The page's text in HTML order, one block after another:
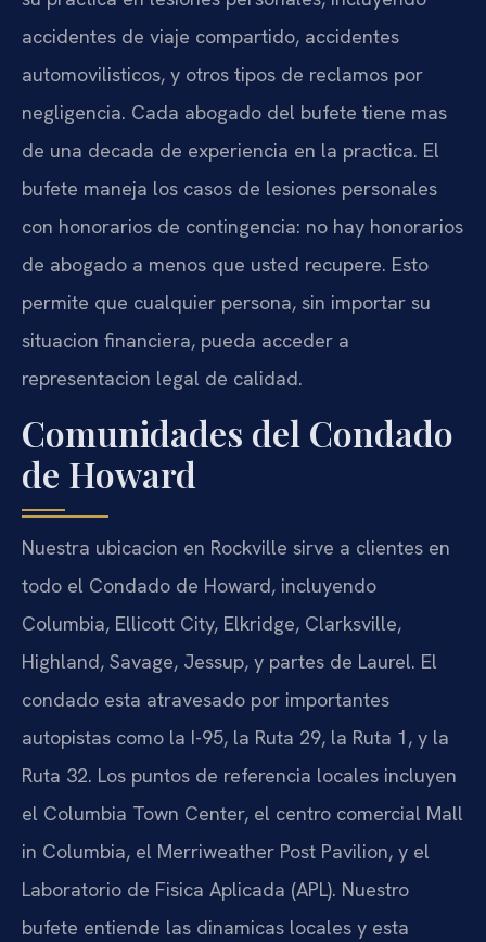
accidentes de viaje compartido, accidentes
automovilisticos, y otros tipos de reclamos por
negligencia. Cada abogado del bufete tiene mas
de una decada de experiencia en la practica. El
bufete maneja los casos de lesiones personales
con honorarios de contingencia: no hay honorarios
de abogado a menos que usted recupere. Esto
permite que cualquier persona, sin importar su
situacion financiera, pueda acceder a
representacion legal de calidad.
Comunidades del Condado
de Howard
Nuestra ubicacion en Rockville sirve a clientes en
todo el Condado de Howard, incluyendo
Columbia, Ellicott City, Elkridge, Clarksville,
Highland, Savage, Jessup, y partes de Laurel. El
condado esta atravesado por importantes
autopistas como la I-95, la Ruta 29, la Ruta 1, y la
Ruta 32. Los puntos de referencia locales incluyen
el Columbia Town Center, el centro comercial Mall
in Columbia, el Merriweather Post Pavilion, y el
Laboratorio de Fisica Aplicada (APL). Nuestro
bufete entiende las dinamicas locales y esta